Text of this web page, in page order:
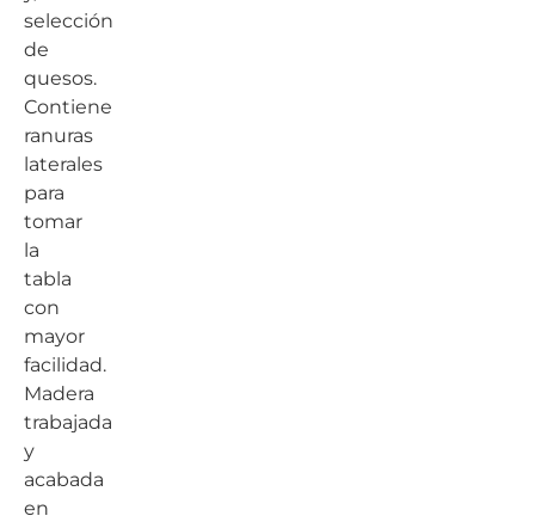
selección
de
quesos.
Contiene
ranuras
laterales
para
tomar
la
tabla
con
mayor
facilidad.
Madera
trabajada
y
acabada
en